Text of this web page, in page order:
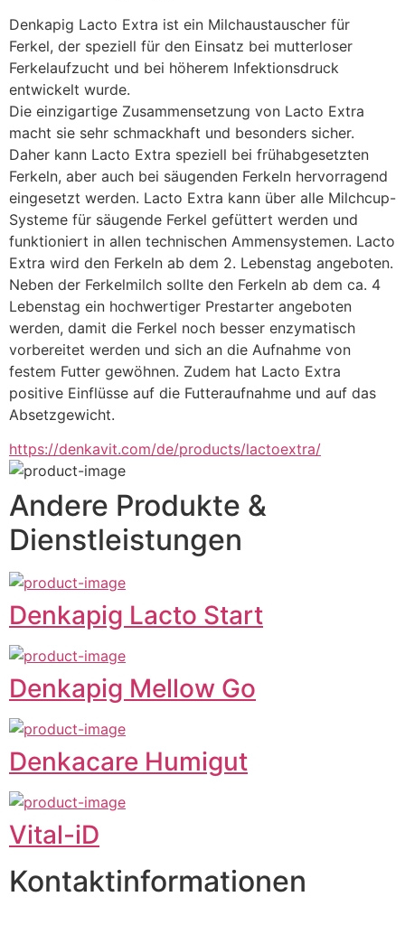
Denkapig Lacto Extra ist ein Milchaustauscher für
Ferkel, der speziell für den Einsatz bei mutterloser
Ferkelaufzucht und bei höherem Infektionsdruck
entwickelt wurde.
Die einzigartige Zusammensetzung von Lacto Extra
macht sie sehr schmackhaft und besonders sicher.
Daher kann Lacto Extra speziell bei frühabgesetzten
Ferkeln, aber auch bei säugenden Ferkeln hervorragend
eingesetzt werden. Lacto Extra kann über alle Milchcup-
Systeme für säugende Ferkel gefüttert werden und
funktioniert in allen technischen Ammensystemen. Lacto
Extra wird den Ferkeln ab dem 2. Lebenstag angeboten.
Neben der Ferkelmilch sollte den Ferkeln ab dem ca. 4
Lebenstag ein hochwertiger Prestarter angeboten
werden, damit die Ferkel noch besser enzymatisch
vorbereitet werden und sich an die Aufnahme von
festem Futter gewöhnen. Zudem hat Lacto Extra
positive Einflüsse auf die Futteraufnahme und auf das
Absetzgewicht.
https://denkavit.com/de/products/lactoextra/
Andere Produkte &
Dienstleistungen
Denkapig Lacto Start
Denkapig Mellow Go
Denkacare Humigut
Vital-iD
Kontaktinformationen